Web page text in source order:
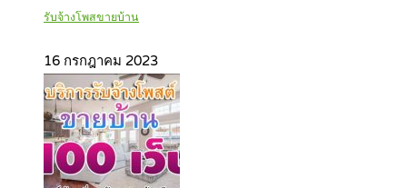
รับจ้างโพสขายบ้าน
16 กรกฎาคม 2023